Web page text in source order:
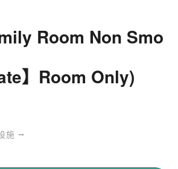
Room Non Smo
】Room Only)
顯示所有房間相片&設施 ⭢